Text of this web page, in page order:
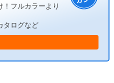
！フルカラーより
タログなど